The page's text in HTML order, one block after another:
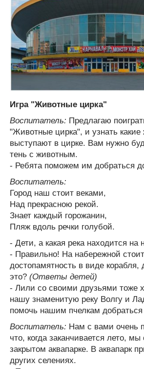
Игра "Животные цирка"
Воспитатель: Предлагаю
"Животные цирка", и узнать какие
выступают в цирке. Вам нужно
тень с животным.
- Ребята поможем им добраться
Воспитатель:
Город наш стоит веками,
Над прекрасною рекой.
Знает каждый горожанин,
Пляж вдоль речки голубой.
- Дети, а какая река находится на
- Правильно! На набережной стоит
достопамятность в виде корабля,
это? (Ответы детей)
- Лили со своими друзьями тоже
нашу знаменитую реку Волгу и
помочь нашим пчелкам
Воспитатель: Нам с вами очень
что, когда заканчивается лето,
закрытом аквапарке. В аквапарк
других селениях.